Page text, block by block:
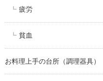
疲労
貧血
お料理上手の台所（調理器具）